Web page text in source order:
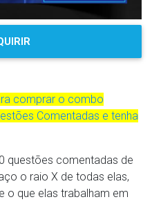
comprar o combo
Comentadas e tenha
questões comentadas de
o raio X de todas elas,
o que elas trabalham em